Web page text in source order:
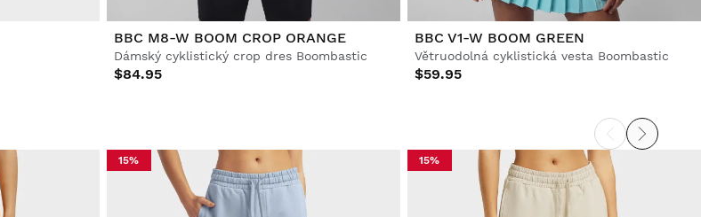
BBC M8-W BOOM CROP ORANGE
Dámský cyklistický crop dres Boombastic
$84.95
BBC V1-W BOOM GREEN
Větruodolná cyklistická vesta Boombastic
$59.95
15% 15%